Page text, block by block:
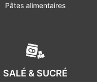
Pâtes alimentaires
SALÉ & SUCRÉ